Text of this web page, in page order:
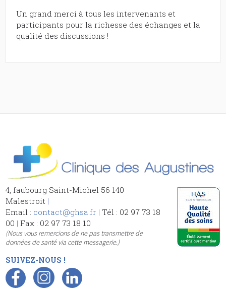
Un grand merci à tous les intervenants et
participants pour la richesse des échanges et la
qualité des discussions !
4, faubourg Saint-Michel 56 140
Malestroit |
Email : contact@ghsa.fr | Tél : 02 97 73 18
00 | Fax : 02 97 73 18 10
(Nous vous remercions de ne pas transmettre de
données de santé via cette messagerie.)
SUIVEZ-NOUS !